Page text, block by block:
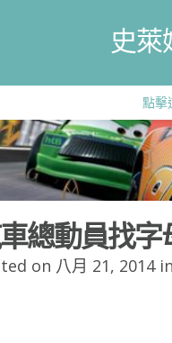
史萊
點擊
總動員找字
on 八月 21, 2014 in